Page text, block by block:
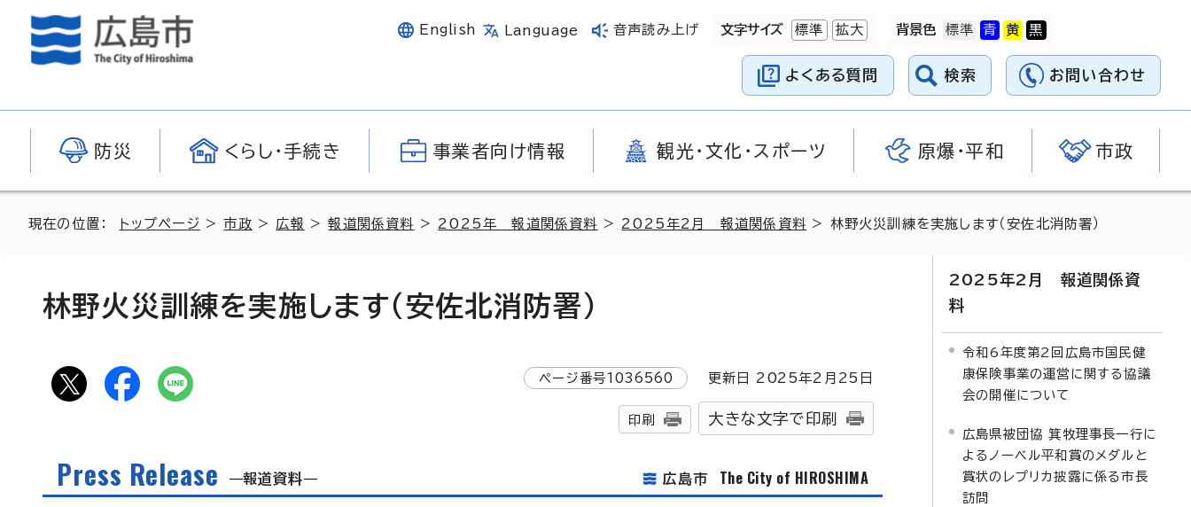
English Language 音声読み上げ 文字サイズ 標準 拡大 背景色
よくある質問 検索 お問い合わせ
防災 くらし・手続き 事業者向け情報 観光・文化・スポーツ 原爆・平和 市政
現在の位置： トップページ >市政 > 広報 >報道関係資料 > 2025年 報道関係資料 > 2025年2月 報道関係資料 > 林野火災訓練を実施します（安佐北消防署）
林野火災訓練を実施します（安佐北消防署）
ページ番号1036560 更新日 2025年2月 25 日
印刷 大きな文字で印刷
Press Release 報道資料 広島市 The City of HIROSHIMA
2025年2月 報道関係資
料
令和6年度第2回広島市国民健
康保険事業の運営に関する協議
会の開催について
広島県被団協 箕牧理事長一行に
よるノーベル平和賞のメダルと
賞状のレプリカ披露に係る市長
訪問